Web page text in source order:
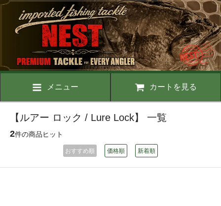
メニュー カートを見る
【ルアー ロック / Lure Lock】 一覧
2件の商品ヒット
おすすめ順 価格順 新着順